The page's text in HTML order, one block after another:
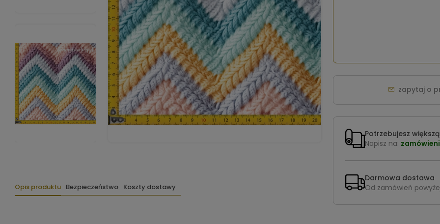
Opis produktu Bezpieczeństwo Koszty dostawy
zapytaj o
Potrzebujesz
Napisz na:
Darmowa dostawa
Od zamówień